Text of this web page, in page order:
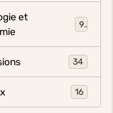
et
9
34
16